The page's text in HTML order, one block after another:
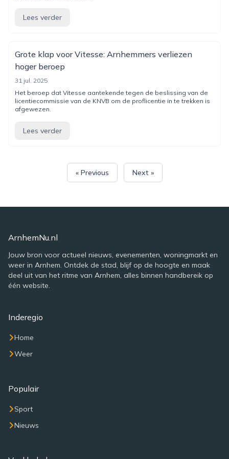
Lees verder
Grote klap voor Vitesse: Arnhemmers verliezen
hoger beroep
31 jul. 2025
Het beroep dat Vitesse aantekende tegen de beslissing van de
licentiecommissie van de KNVB om de proflicentie in te trekken is
afgewezen.
Lees verder
« Previous Next »
ArnhemNu.nl
Jouw bron voor actueel nieuws, evenementen, woningmarkt en
weer in Arnhem. Ontdek de stad, blijf op de hoogte en maak
deel uit van het ritme van Arnhem, alles binnen handbereik op
één website.
Inderegio
Home
Weer
Populair
Sport
Nieuws